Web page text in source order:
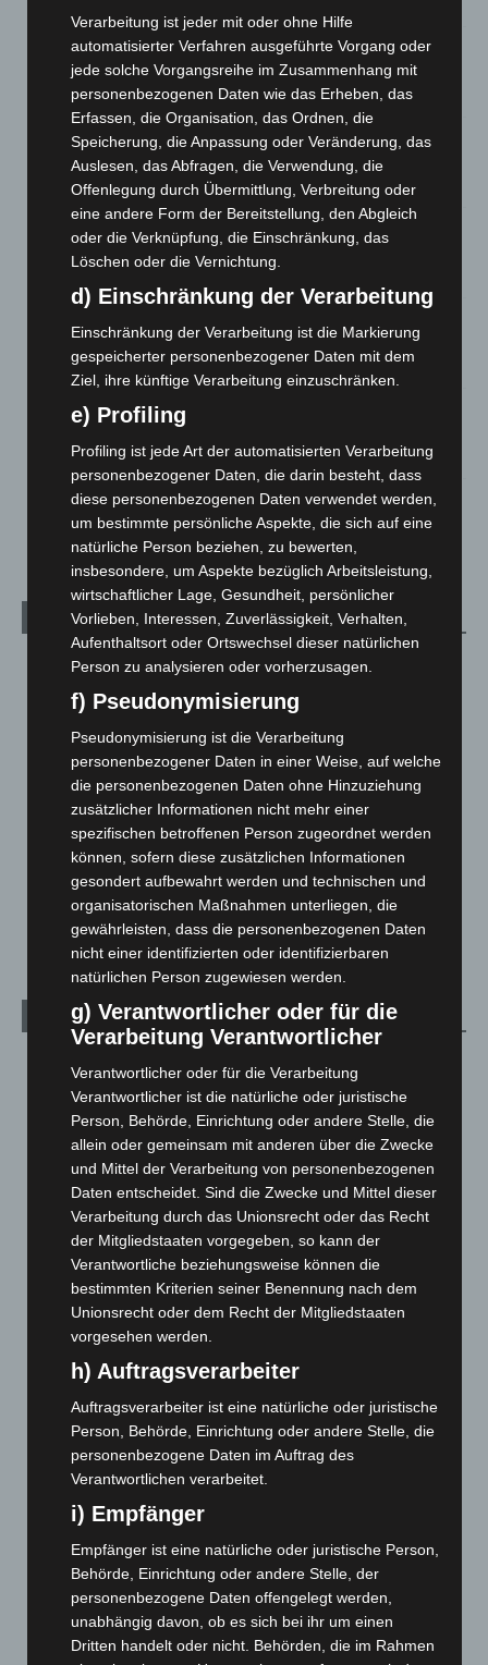
Niedersachsen: Feuerwehrkräfte kehren nach
Waldbrandeinsatz aus Spanien zurück
7. August 2026
Hannover: Erste Tigermücken-Population in Niedersachsen
entdeckt
7. August 2026
Brand im „Haus der Begegnung“ in Neuwarmbüchen schnell
Roten Kreuz
5. August 2026
Mann läuft mit Hockeyschläger über A7 – Polizei sucht
Zeugen
5. August 2026
Celle: Mensch stirbt bei Bagger-Unfall auf Baustelle
5. August 2026
Kategorien
Blaulicht
Corona-News
Hannover und Region
Langenhagen und Ortsteile
3.252
Leserbriefe
Menschen
Über uns
Veranstaltungen
1.888
1.271
Archiv
August 2026
(14)
Juli 2026(73)
Juni 2026(139)
Mai 2026 (99)
April 2026(99)
März 2026(115)
Februar 2026(109)
Januar 2026(122)
Dezember 2025(103)
November 2025
Oktober 2025
(112)
September 2025 (93)
August 2025(90)
Juli 2025(90)
Juni 2025(103)
Mai 2025(112)
April 2025(88)
März 2025(111)
Februar 2025(96)
Verarbeitung ist jeder mit oder ohne Hilfe
automatisierter Verfahren ausgeführte Vorgang oder
jede solche Vorgangsreihe im Zusammenhang mit
personenbezogenen Daten wie das Erheben, das
Erfassen, die Organisation, das Ordnen, die
Speicherung, die Anpassung oder Veränderung, das
Auslesen, das Abfragen, die Verwendung, die
Offenlegung durch Übermittlung, Verbreitung oder
eine andere Form der Bereitstellung, den Abgleich
oder die Verknüpfung, die Einschränkung, das
Löschen oder die Vernichtung.
d) Einschränkung der Verarbeitung
Einschränkung der Verarbeitung ist die Markierung
gespeicherter personenbezogener Daten mit dem
Ziel, ihre künftige Verarbeitung einzuschränken.
e) Profiling
Profiling ist jede Art der automatisierten Verarbeitung
personenbezogener Daten, die darin besteht, dass
diese personenbezogenen Daten verwendet werden,
um bestimmte persönliche Aspekte, die sich auf eine
natürliche Person beziehen, zu bewerten,
insbesondere, um Aspekte bezüglich Arbeitsleistung,
wirtschaftlicher Lage, Gesundheit, persönlicher
Vorlieben, Interessen, Zuverlässigkeit, Verhalten,
Aufenthaltsort oder Ortswechsel dieser natürlichen
Person zu analysieren oder vorherzusagen.
f) Pseudonymisierung
Pseudonymisierung ist die Verarbeitung
personenbezogener Daten in einer Weise, auf welche
die personenbezogenen Daten ohne Hinzuziehung
zusätzlicher Informationen nicht mehr einer
spezifischen betroffenen Person zugeordnet werden
können, sofern diese zusätzlichen Informationen
gesondert aufbewahrt werden und technischen und
organisatorischen Maßnahmen unterliegen, die
gewährleisten, dass die personenbezogenen Daten
nicht einer identifizierten oder identifizierbaren
natürlichen Person zugewiesen werden.
g) Verantwortlicher oder für die
Verarbeitung Verantwortlicher
Verantwortlicher oder für die Verarbeitung
Verantwortlicher ist die natürliche oder juristische
Person, Behörde, Einrichtung oder andere Stelle, die
allein oder gemeinsam mit anderen über die Zwecke
und Mittel der Verarbeitung von personenbezogenen
Daten entscheidet. Sind die Zwecke und Mittel dieser
Verarbeitung durch das Unionsrecht oder das Recht
der Mitgliedstaaten vorgegeben, so kann der
Verantwortliche beziehungsweise können die
bestimmten Kriterien seiner Benennung nach dem
Unionsrecht oder dem Recht der Mitgliedstaaten
vorgesehen werden.
h) Auftragsverarbeiter
Auftragsverarbeiter ist eine natürliche oder juristische
Person, Behörde, Einrichtung oder andere Stelle, die
personenbezogene Daten im Auftrag des
Verantwortlichen verarbeitet.
i) Empfänger
Empfänger ist eine natürliche oder juristische Person,
Behörde, Einrichtung oder andere Stelle, der
personenbezogene Daten offengelegt werden,
unabhängig davon, ob es sich bei ihr um einen
Dritten handelt oder nicht. Behörden, die im Rahmen